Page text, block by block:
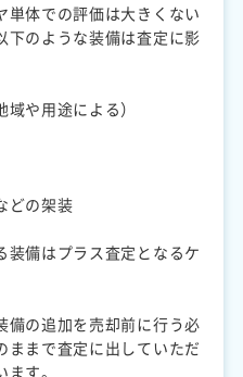
単体での評価は大きくない
下のような装備は査定に影
や用途による）
どの架装
装備はプラス査定となるケ
備の追加を売却前に行う必
ままで査定に出していただ
す。